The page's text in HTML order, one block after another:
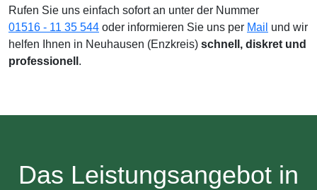
Rufen Sie uns einfach sofort an unter der Nummer
01516 - 11 35 544 oder informieren Sie uns per Mail und wir
helfen Ihnen in Neuhausen (Enzkreis) schnell, diskret und
professionell .
Das Leistungsangebot in